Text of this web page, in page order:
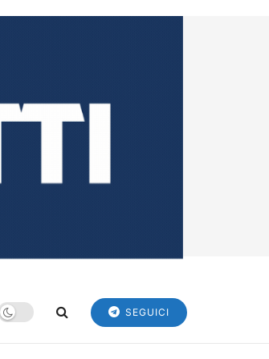
SEGUICI